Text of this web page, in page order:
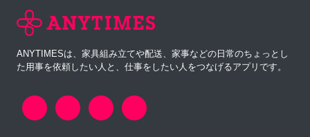
ANYTIMESは、家具組み立てや配送、家事などの日常のちょっとし
た用事を依頼したい人と、仕事をしたい人をつなげるアプリです。